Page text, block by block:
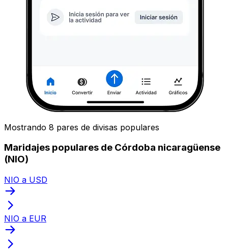
Mostrando 8 pares de divisas populares
Maridajes populares de Córdoba nicaragüense
(NIO)
NIO a USD
NIO a EUR